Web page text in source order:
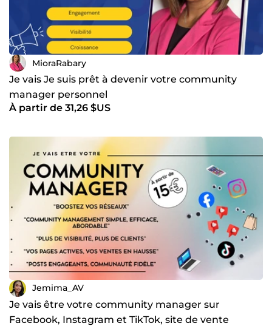
MioraRabary
Je vais Je suis prêt à devenir votre community
manager personnel
À partir de 31,26 $US
Jemima_AV
Je vais être votre community manager sur
Facebook, Instagram et TikTok, site de vente